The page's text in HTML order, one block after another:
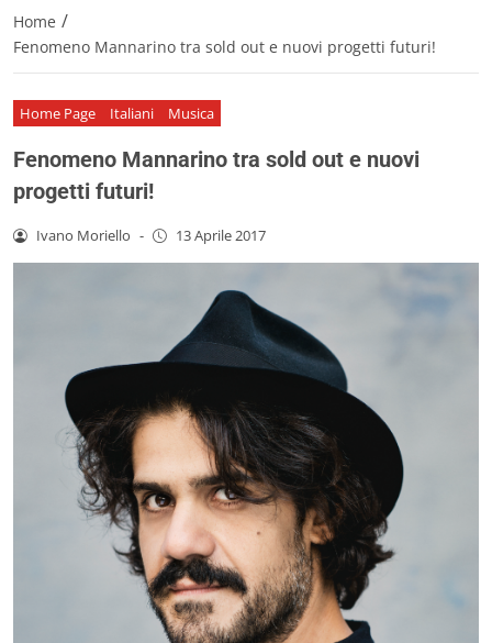
Home /
Fenomeno Mannarino tra sold out e nuovi progetti futuri!
Home Page Italiani Musica
Fenomeno Mannarino tra sold out e nuovi
progetti futuri!
Ivano Moriello - 13 Aprile 2017